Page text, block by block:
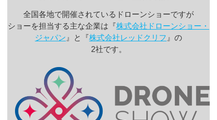
全国各地で開催されているドローンショーですが
ショーを担当する主な企業は『株式会社ドローンショー・
ジャパン 』と『株式会社レッドクリフ 』の
2社です。